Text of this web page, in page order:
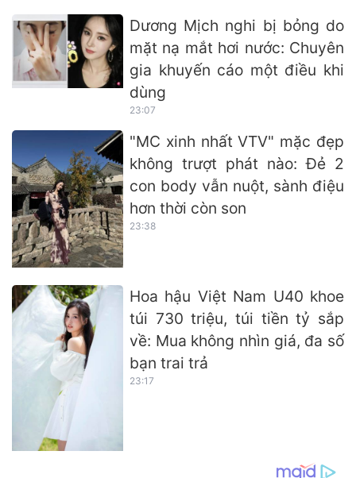
Dương Mịch nghi bị bỏng do
mặt nạ mắt hơi nước: Chuyên
gia khuyến cáo một điều khi
dùng
23:07
"MC xinh nhất VTV" mặc đẹp
không trượt phát nào: Đẻ 2
con body vẫn nuột, sành điệu
hơn thời còn son
23:38
Hoa hậu Việt Nam U40 khoe
túi 730 triệu, túi tiền tỷ sắp
về: Mua không nhìn giá, đa số
bạn trai trả
23:17